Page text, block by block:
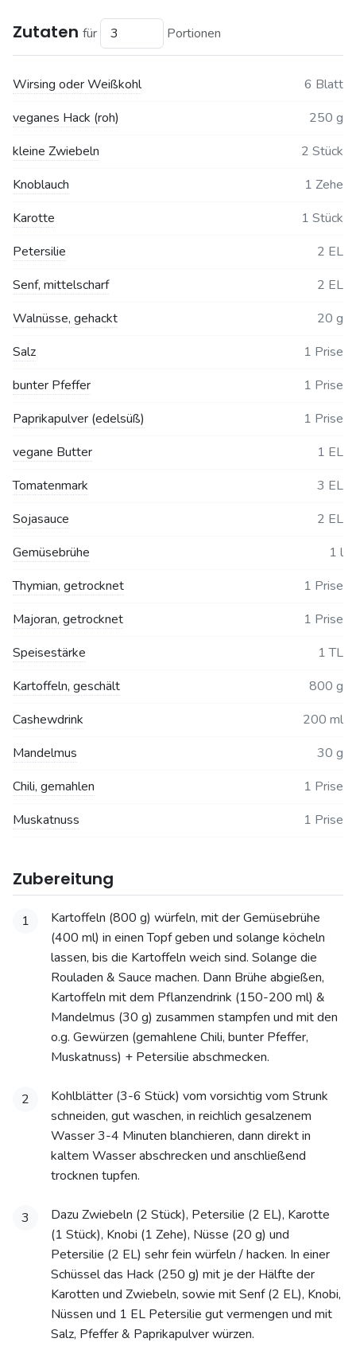
Zutaten für Portionen
Wirsing oder Weißkohl
6 Blatt
veganes Hack (roh)
250 g
kleine Zwiebeln
2 Stück
Knoblauch
1 Zehe
Karotte
1 Stück
Petersilie
2 EL
Senf, mittelscharf
2 EL
Walnüsse, gehackt
20 g
Salz
1 Prise
bunter Pfeffer
1 Prise
Paprikapulver (edelsüß)
1 Prise
vegane Butter
1 EL
Tomatenmark
3 EL
Sojasauce
2 EL
Gemüsebrühe
1 l
Thymian, getrocknet
1 Prise
Majoran, getrocknet
1 Prise
Speisestärke
1 TL
Kartoffeln, geschält
800 g
Cashewdrink
200 ml
Mandelmus
30 g
Chili, gemahlen
1 Prise
Muskatnuss
1 Prise
Zubereitung
1
Kartoffeln (800 g) würfeln, mit der Gemüsebrühe
(400 ml) in einen Topf geben und solange köcheln
lassen, bis die Kartoffeln weich sind. Solange die
Rouladen & Sauce machen. Dann Brühe abgießen,
Kartoffeln mit dem Pflanzendrink (150-200 ml) &
Mandelmus (30 g) zusammen stampfen und mit den
o.g. Gewürzen (gemahlene Chili, bunter Pfeffer,
Muskatnuss) + Petersilie abschmecken.
2
Kohlblätter (3-6 Stück) vom vorsichtig vom Strunk
schneiden, gut waschen, in reichlich gesalzenem
Wasser 3-4 Minuten blanchieren, dann direkt in
kaltem Wasser abschrecken und anschließend
trocknen tupfen.
3
Dazu Zwiebeln (2 Stück), Petersilie (2 EL), Karotte
(1 Stück), Knobi (1 Zehe), Nüsse (20 g) und
Petersilie (2 EL) sehr fein würfeln / hacken. In einer
Schüssel das Hack (250 g) mit je der Hälfte der
Karotten und Zwiebeln, sowie mit Senf (2 EL), Knobi,
Nüssen und 1 EL Petersilie gut vermengen und mit
Salz, Pfeffer & Paprikapulver würzen.